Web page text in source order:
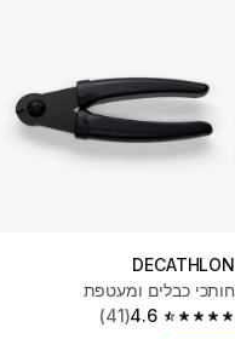
DECATHLON
חותכי כבלים ומעטפת
4.6
4.6 out of 5 stars from 41 reviews
(41)